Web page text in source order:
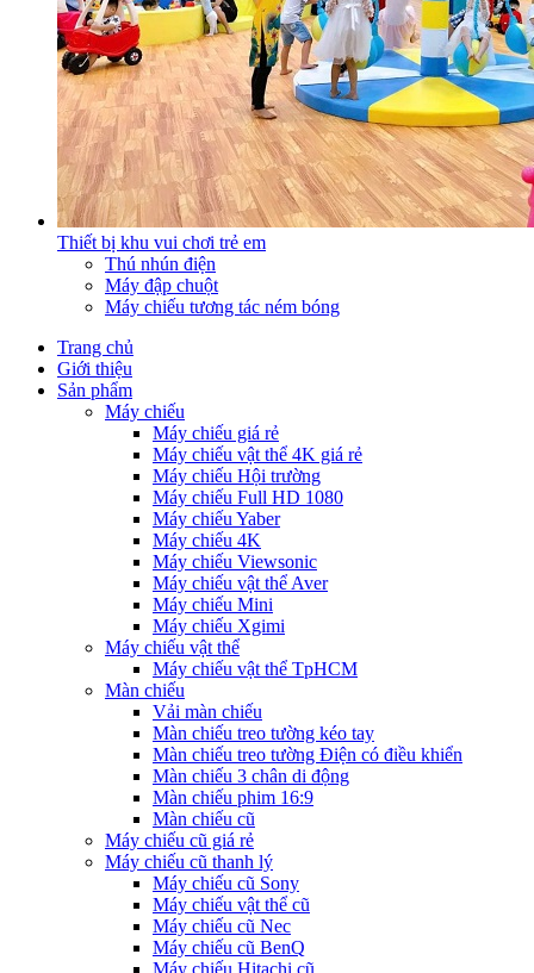
Thiết bị khu vui chơi trẻ em
Thú nhún điện
Máy đập chuột
Máy chiếu tương tác ném bóng
Trang chủ
Giới thiệu
Sản phẩm
Máy chiếu
Máy chiếu giá rẻ
Máy chiếu vật thể 4K giá rẻ
Máy chiếu Hội trường
Máy chiếu Full HD 1080
Máy chiếu Yaber
Máy chiếu 4K
Máy chiếu Viewsonic
Máy chiếu vật thể Aver
Máy chiếu Mini
Máy chiếu Xgimi
Máy chiếu vật thể
Máy chiếu vật thể TpHCM
Màn chiếu
Vải màn chiếu
Màn chiếu treo tường kéo tay
Màn chiếu treo tường Điện có điều khiển
Màn chiếu 3 chân di động
Màn chiếu phim 16:9
Màn chiếu cũ
Máy chiếu cũ giá rẻ
Máy chiếu cũ thanh lý
Máy chiếu cũ Sony
Máy chiếu vật thể cũ
Máy chiếu cũ Nec
Máy chiếu cũ BenQ
Máy chiếu Hitachi cũ